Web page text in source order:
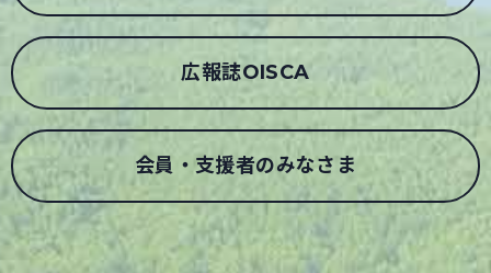
広報誌OISCA
会員・支援者のみなさま